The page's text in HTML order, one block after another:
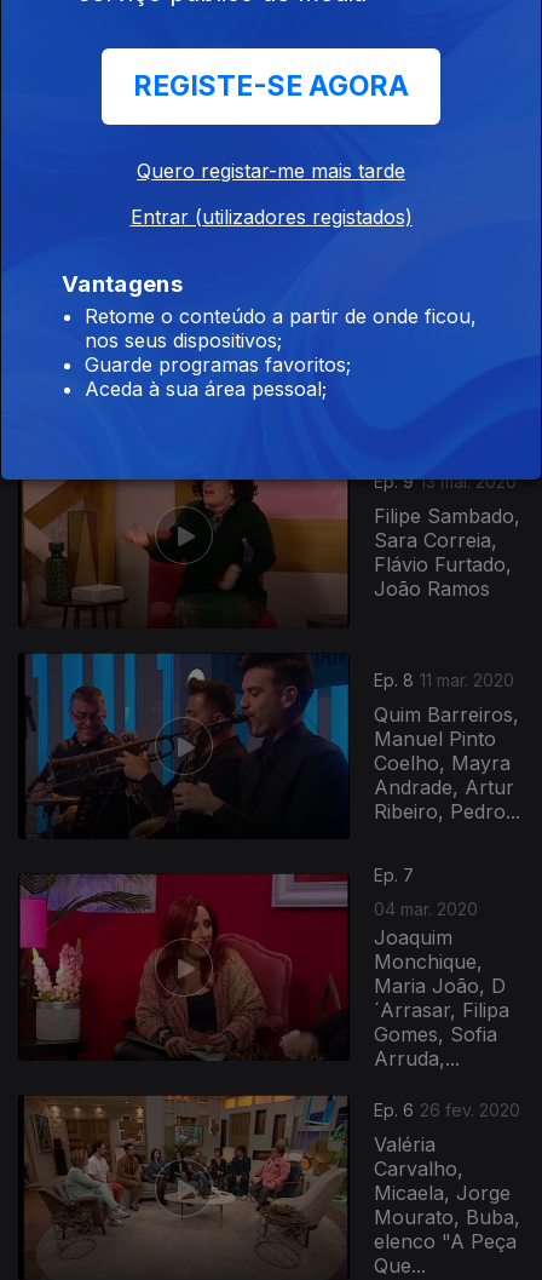
Clemente,
Nuno Lopes,
Nuno Barroso,
Ep. 10
Brito, José
Falcato, FF,
Ep. 9 13 mai. 2020
Filipe Sambado,
Sara Correia,
Flávio Furtado,
João Ramos
Ep. 8 11 mar. 2020
Quim Barreiros,
Manuel Pinto
Coelho, Mayra
Andrade, Artur
Ribeiro, Pedro...
Ep. 7
04 mar. 2020
Joaquim
Monchique,
Maria João, D
´Arrasar, Filipa
Gomes, Sofia
Arruda,...
Ep. 6 26 fev. 2020
Valéria
Carvalho,
Micaela, Jorge
Mourato, Buba,
elenco "A Peça
Que...
REGISTE-SE AGORA
Quero registar-me mais tarde
Entrar (utilizadores registados)
Vantagens
Retome o conteúdo a partir de onde ficou,
nos seus dispositivos;
Guarde programas favoritos;
Aceda à sua área pessoal;